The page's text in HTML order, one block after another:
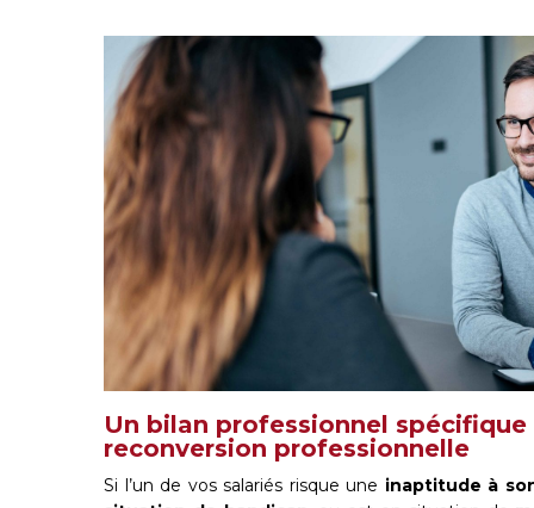
Un bilan professionnel spécifique
reconversion professionnelle
Si l’un de vos salariés risque une inaptitude à